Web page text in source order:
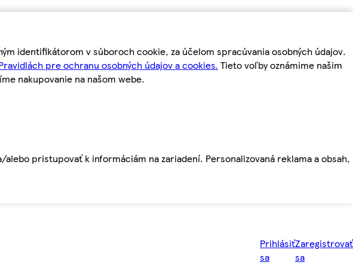
identifikátorom v súboroch cookie, za účelom spracúvania osobných údajov.
pre ochranu osobných údajov a cookies. Tieto voľby oznámime našim
nakupovanie na našom webe.
pristupovať k informáciám na zariadení. Personalizovaná reklama a obsah,
Prihlásiť
sa
Zaregistrovať
sa